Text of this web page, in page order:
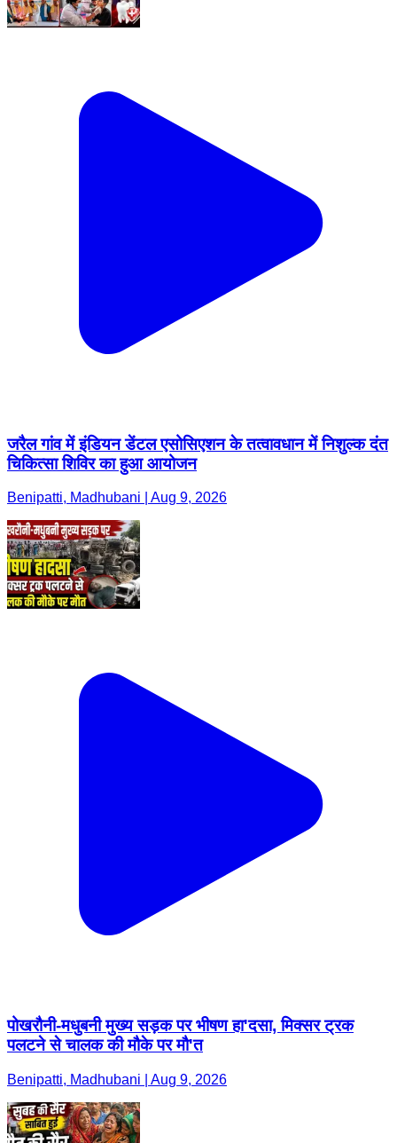
जरैल गांव में इंडियन डेंटल एसोसिएशन के तत्वावधान में निशुल्क दंत
चिकित्सा शिविर का हुआ आयोजन
Benipatti, Madhubani | Aug 9, 2026
पोखरौनी-मधुबनी मुख्य सड़क पर भीषण हा'दसा, मिक्सर ट्रक
पलटने से चालक की मौके पर मौ'त
Benipatti, Madhubani | Aug 9, 2026